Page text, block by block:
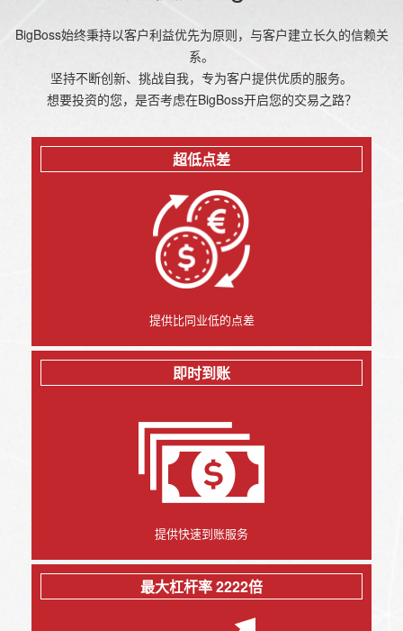
BigBoss始终秉持以客户利益优先为原则，与客户建立长久的信赖关
系。
坚持不断创新、挑战自我，专为客户提供优质的服务。
想要投资的您，是否考虑在BigBoss开启您的交易之路？
超低点差
提供比同业低的点差
即时到账
提供快速到账服务
最大杠杆率 2222倍